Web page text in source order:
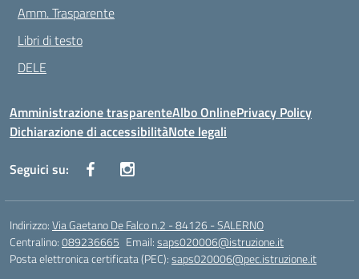
Amm. Trasparente
Libri di testo
DELE
Amministrazione trasparenteAlbo OnlinePrivacy Policy
Dichiarazione di accessibilitàNote legali
Seguici su:
Indirizzo:Via Gaetano De Falco n.2 - 84126 - SALERNO
Centralino:089236665 Email:saps020006@istruzione.it
Posta elettronica certificata (PEC):saps020006@pec.istruzione.it